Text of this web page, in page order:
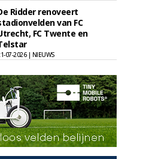
Ridder renoveert
van FC
FC Twente en
07-2026 | NIEUWS